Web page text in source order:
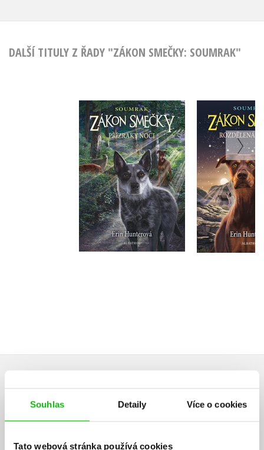
Souhlas Detaily Více o cookies
Tato webová stránka používá cookies
DALŠÍ TITULY Z ŘADY "ZÁKON SMEČKY: SOUMRAK"
Zákon smečky:
Soumrak (2) -
Přízraky noci
Erin Hunterová
Do košíku
269 Kč
215 Kč
Zákon
Erin
Do
215 Kč
HODNOCENÍ ČTENÁŘŮ
V současné době nejsou vytvořena žádná uživatelská hodnocení.
Vaše hodnocení